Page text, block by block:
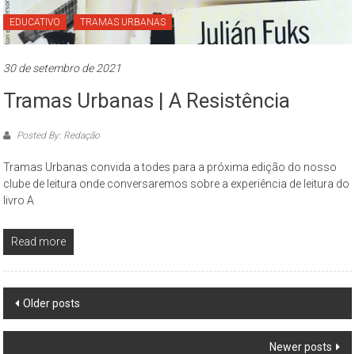
EDUCATIVO TRAMAS URBANAS
30 de setembro de 2021
Tramas Urbanas | A Resistência
Posted By: Redação
Tramas Urbanas convida a todes para a próxima edição do nosso
clube de leitura onde conversaremos sobre a experiência de leitura do
livro A
Read more
Posts
navigation
Older posts
Newer posts